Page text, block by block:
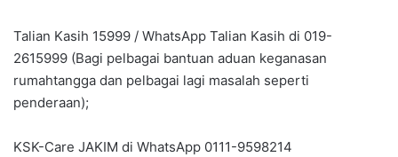
Talian Kasih 15999 / WhatsApp Talian Kasih di 019-
2615999 (Bagi pelbagai bantuan aduan keganasan
rumahtangga dan pelbagai lagi masalah seperti
penderaan);
KSK-Care JAKIM di WhatsApp 0111-9598214